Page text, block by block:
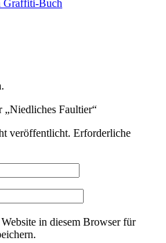
„Niedliches Faultier“
veröffentlicht. Erforderliche
in diesem Browser für